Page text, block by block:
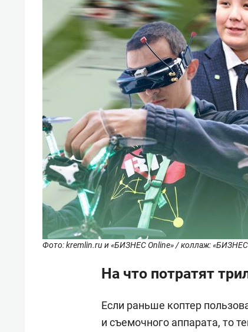
Фото: kremlin.ru и «БИЗНЕС Online» / коллаж: «БИЗНЕС
На что потратят
Если раньше коптер
и съемочного аппарата, то